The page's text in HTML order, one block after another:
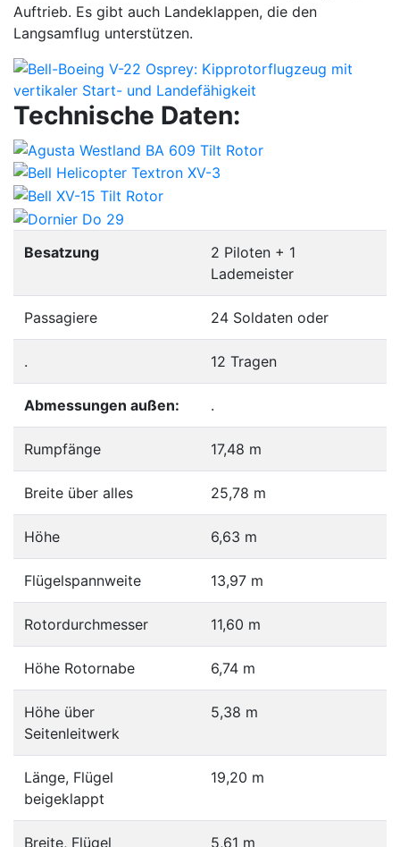
Auftrieb. Es gibt auch Landeklappen, die den
Langsamflug unterstützen.
Technische Daten:
Besatzung
2 Piloten + 1
Lademeister
Passagiere 24 Soldaten oder
. 12 Tragen
Abmessungen außen: .
Rumpfänge 17,48 m
Breite über alles 25,78 m
Höhe 6,63 m
Flügelspannweite 13,97 m
Rotordurchmesser 11,60 m
Höhe Rotornabe 6,74 m
Höhe über
Seitenleitwerk
5,38 m
Länge, Flügel
beigeklappt
19,20 m
Breite, Flügel 5,61 m